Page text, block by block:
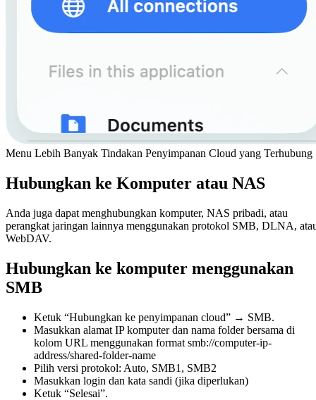
Menu Lebih Banyak Tindakan Penyimpanan Cloud yang Terhubung
Hubungkan ke Komputer atau NAS
Anda juga dapat menghubungkan komputer, NAS pribadi, atau
perangkat jaringan lainnya menggunakan protokol SMB, DLNA,
WebDAV.
Hubungkan ke komputer menggunakan
SMB
Ketuk “Hubungkan ke penyimpanan cloud” → SMB.
Masukkan alamat IP komputer dan nama folder bersama di
kolom URL menggunakan format smb://computer-ip-
address/shared-folder-name
Pilih versi protokol: Auto, SMB1, SMB2
Masukkan login dan kata sandi (jika diperlukan)
Ketuk “Selesai”.